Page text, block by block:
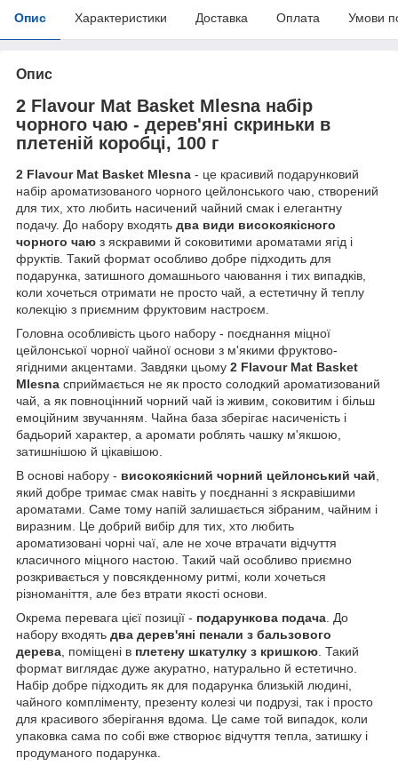
Опис Характеристики Доставка Оплата Умови
Опис
2 Flavour Mat Basket Mlesna набір
чорного чаю - дерев'яні скриньки в
плетеній коробці, 100 г
2 Flavour Mat Basket Mlesna - це красивий подарунковий
набір ароматизованого чорного цейлонського чаю, створений
для тих, хто любить насичений чайний смак і елегантну
подачу. До набору входять два види високоякісного
чорного чаю з яскравими й соковитими ароматами ягід і
фруктів. Такий формат особливо добре підходить для
подарунка, затишного домашнього чаювання і тих випадків,
коли хочеться отримати не просто чай, а естетичну й теплу
колекцію з приємним фруктовим настроєм.
Головна особливість цього набору - поєднання міцної
цейлонської чорної чайної основи з м'якими фруктово-
ягідними акцентами. Завдяки цьому 2 Flavour Mat Basket
Mlesna сприймається не як просто солодкий ароматизований
чай, а як повноцінний чорний чай із живим, соковитим і більш
емоційним звучанням. Чайна база зберігає насиченість і
бадьорий характер, а аромати роблять чашку м'якшою,
затишнішою й цікавішою.
В основі набору - високоякісний чорний цейлонський чай,
який добре тримає смак навіть у поєднанні з яскравішими
ароматами. Саме тому напій залишається зібраним, чайним і
виразним. Це добрий вибір для тих, хто любить
ароматизовані чорні чаї, але не хоче втрачати відчуття
класичного міцного настою. Такий чай особливо приємно
розкривається у повсякденному ритмі, коли хочеться
різноманіття, але без втрати якості основи.
Окрема перевага цієї позиції - подарункова подача. До
набору входять два дерев'яні пенали з бальзового
дерева, поміщені в плетену шкатулку з кришкою. Такий
формат виглядає дуже акуратно, натурально й естетично.
Набір добре підходить як для подарунка близькій людині,
чайного компліменту, презенту колезі чи подрузі, так і просто
для красивого зберігання вдома. Це саме той випадок, коли
упаковка сама по собі вже створює відчуття тепла, затишку і
продуманого подарунка.